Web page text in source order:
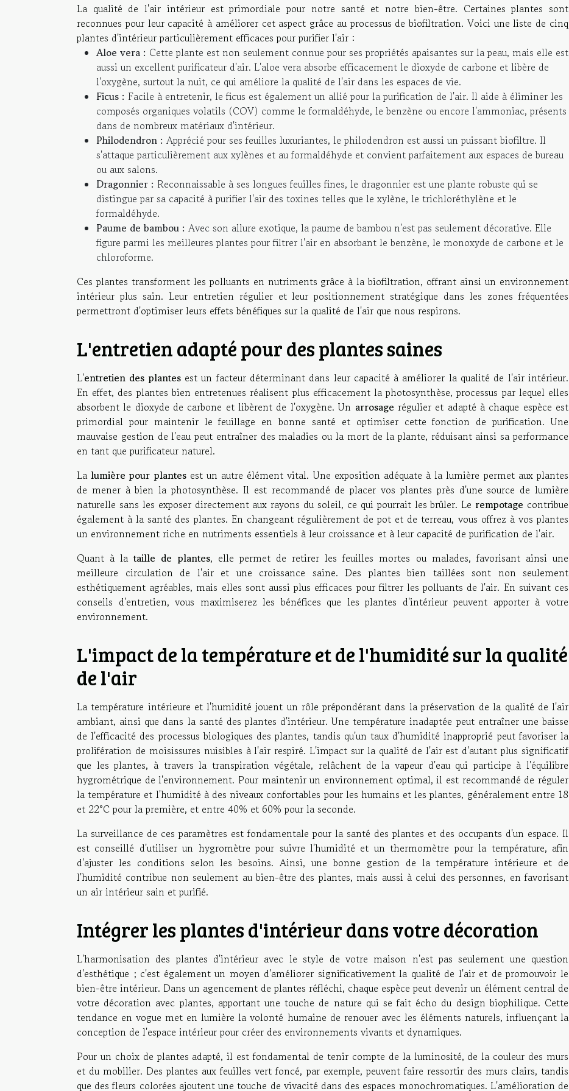
La qualité de l'air intérieur est primordiale pour notre santé et notre bien-être. Certaines plantes sont
reconnues pour leur capacité à améliorer cet aspect grâce au processus de biofiltration. Voici une liste de cinq
plantes d'intérieur particulièrement efficaces pour purifier l'air :
Aloe vera : Cette plante est non seulement connue pour ses propriétés apaisantes sur la peau, mais elle est
aussi un excellent purificateur d'air. L'aloe vera absorbe efficacement le dioxyde de carbone et libère de
l'oxygène, surtout la nuit, ce qui améliore la qualité de l'air dans les espaces de vie.
Ficus : Facile à entretenir, le ficus est également un allié pour la purification de l'air. Il aide à éliminer les
composés organiques volatils (COV) comme le formaldéhyde, le benzène ou encore l'ammoniac, présents
dans de nombreux matériaux d'intérieur.
Philodendron : Apprécié pour ses feuilles luxuriantes, le philodendron est aussi un puissant biofiltre. Il
s'attaque particulièrement aux xylènes et au formaldéhyde et convient parfaitement aux espaces de bureau
ou aux salons.
Dragonnier : Reconnaissable à ses longues feuilles fines, le dragonnier est une plante robuste qui se
distingue par sa capacité à purifier l'air des toxines telles que le xylène, le trichloréthylène et le
formaldéhyde.
Paume de bambou : Avec son allure exotique, la paume de bambou n'est pas seulement décorative. Elle
figure parmi les meilleures plantes pour filtrer l'air en absorbant le benzène, le monoxyde de carbone et le
chloroforme.
Ces plantes transforment les polluants en nutriments grâce à la biofiltration, offrant ainsi un environnement
intérieur plus sain. Leur entretien régulier et leur positionnement stratégique dans les zones fréquentées
permettront d'optimiser leurs effets bénéfiques sur la qualité de l'air que nous respirons.
L'entretien adapté pour des plantes saines
L'entretien des plantesest un facteur déterminant dans leur capacité à améliorer la qualité de l'air intérieur.
En effet, des plantes bien entretenues réalisent plus efficacement la photosynthèse, processus par lequel elles
absorbent le dioxyde de carbone et libèrent de l'oxygène. Un arrosage régulier et adapté à chaque espèce est
primordial pour maintenir le feuillage en bonne santé et optimiser cette fonction de purification. Une
mauvaise gestion de l'eau peut entraîner des maladies ou la mort de la plante, réduisant ainsi sa performance
en tant que purificateur naturel.
Lalumière pour plantesest un autre élément vital. Une exposition adéquate à la lumière permet aux plantes
de mener à bien la photosynthèse. Il est recommandé de placer vos plantes près d'une source de lumière
naturelle sans les exposer directement aux rayons du soleil, ce qui pourrait les brûler. Le rempotage contribue
également à la santé des plantes. En changeant régulièrement de pot et de terreau, vous offrez à vos plantes
un environnement riche en nutriments essentiels à leur croissance et à leur capacité de purification de l'air.
Quant à lataille de plantes, elle permet de retirer les feuilles mortes ou malades, favorisant ainsi une
meilleure circulation de l'air et une croissance saine. Des plantes bien taillées sont non seulement
esthétiquement agréables, mais elles sont aussi plus efficaces pour filtrer les polluants de l'air. En suivant ces
conseils d'entretien, vous maximiserez les bénéfices que les plantes d'intérieur peuvent apporter à votre
environnement.
L'impact de la température et de l'humidité sur la qualité
de l'air
La température intérieure et l'humidité jouent un rôle prépondérant dans la préservation de la qualité de l'air
ambiant, ainsi que dans la santé des plantes d'intérieur. Une température inadaptée peut entraîner une baisse
de l'efficacité des processus biologiques des plantes, tandis qu'un taux d'humidité inapproprié peut favoriser la
prolifération de moisissures nuisibles à l'air respiré. L'impact sur la qualité de l'air est d'autant plus significatif
que les plantes, à travers la transpiration végétale, relâchent de la vapeur d'eau qui participe à l'équilibre
hygrométrique de l'environnement. Pour maintenir un environnement optimal, il est recommandé de réguler
la température et l'humidité à des niveaux confortables pour les humains et les plantes, généralement entre 18
et 22°C pour la première, et entre 40% et 60% pour la seconde.
La surveillance de ces paramètres est fondamentale pour la santé des plantes et des occupants d'un espace. Il
est conseillé d'utiliser un hygromètre pour suivre l'humidité et un thermomètre pour la température, afin
d'ajuster les conditions selon les besoins. Ainsi, une bonne gestion de la température intérieure et de
l'humidité contribue non seulement au bien-être des plantes, mais aussi à celui des personnes, en favorisant
un air intérieur sain et purifié.
Intégrer les plantes d'intérieur dans votre décoration
L'harmonisation des plantes d'intérieur avec le style de votre maison n'est pas seulement une question
d'esthétique ; c'est également un moyen d'améliorer significativement la qualité de l'air et de promouvoir le
bien-être intérieur. Dans un agencement de plantes réfléchi, chaque espèce peut devenir un élément central de
votre décoration avec plantes, apportant une touche de nature qui se fait écho du design biophilique. Cette
tendance en vogue met en lumière la volonté humaine de renouer avec les éléments naturels, influençant la
conception de l'espace intérieur pour créer des environnements vivants et dynamiques.
Pour un choix de plantes adapté, il est fondamental de tenir compte de la luminosité, de la couleur des murs
et du mobilier. Des plantes aux feuilles vert foncé, par exemple, peuvent faire ressortir des murs clairs, tandis
que des fleurs colorées ajoutent une touche de vivacité dans des espaces monochromatiques. L'amélioration de